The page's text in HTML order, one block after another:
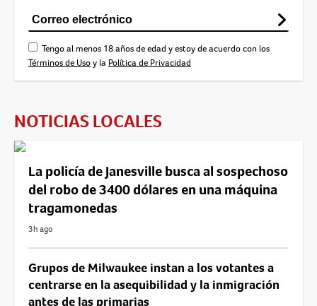
Tengo al menos 18 años de edad y estoy de acuerdo con los
Términos de Usoy la Política de Privacidad
NOTICIAS LOCALES
La policía de Janesville busca al sospechoso
del robo de 3400 dólares en una máquina
tragamonedas
3h ago
Grupos de Milwaukee instan a los votantes a
centrarse en la asequibilidad y la inmigración
antes de las primarias